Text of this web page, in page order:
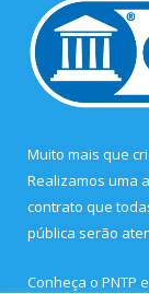
Muito mais que
Realizamos uma
contrato que
pública serão
Conheça o PNTP